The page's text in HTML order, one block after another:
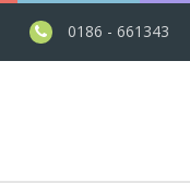
0186 - 661343